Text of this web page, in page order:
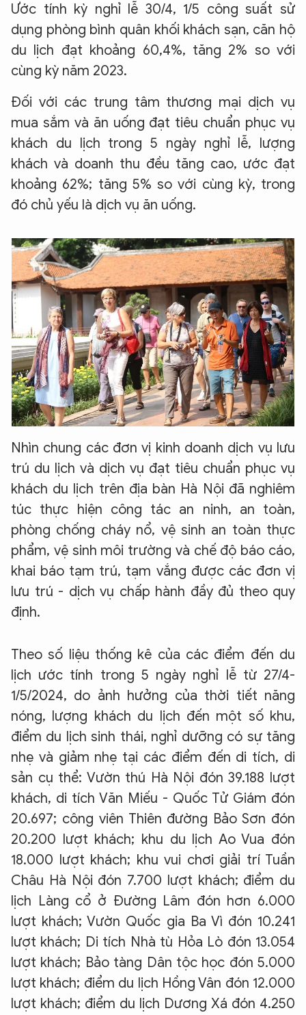
Ước tính kỳ nghỉ lễ 30/4, 1/5 công suất sử
dụng phòng bình quân khối khách sạn, căn hộ
du lịch đạt khoảng 60,4%, tăng 2% so với
cùng kỳ năm 2023.
Đối với các trung tâm thương mại dịch vụ
mua sắm và ăn uống đạt tiêu chuẩn phục vụ
khách du lịch trong 5 ngày nghỉ lễ, lượng
khách và doanh thu đều tăng cao, ước đạt
khoảng 62%; tăng 5% so với cùng kỳ, trong
đó chủ yếu là dịch vụ ăn uống.
Nhìn chung các đơn vị kinh doanh dịch vụ lưu
trú du lịch và dịch vụ đạt tiêu chuẩn phục vụ
khách du lịch trên địa bàn Hà Nội đã nghiêm
túc thực hiện công tác an ninh, an toàn,
phòng chống cháy nổ, vệ sinh an toàn thực
phẩm, vệ sinh môi trường và chế độ báo cáo,
khai báo tạm trú, tạm vắng được các đơn vị
lưu trú - dịch vụ chấp hành đầy đủ theo quy
định.
Theo số liệu thống kê của các điểm đến du
lịch ước tính trong 5 ngày nghỉ lễ từ 27/4-
1/5/2024, do ảnh hưởng của thời tiết năng
nóng, lượng khách du lịch đến một số khu,
điểm du lịch sinh thái, nghỉ dưỡng có sự tăng
nhẹ và giảm nhẹ tại các điểm đến di tích, di
sản cụ thể: Vườn thú Hà Nội đón 39.188 lượt
khách, di tích Văn Miếu - Quốc Tử Giám đón
20.697; công viên Thiên đường Bảo Sơn đón
20.200 lượt khách; khu du lịch Ao Vua đón
18.000 lượt khách; khu vui chơi giải trí Tuần
Châu Hà Nội đón 7.700 lượt khách; điểm du
lịch Làng cổ ở Đường Lâm đón hơn 6.000
lượt khách; Vườn Quốc gia Ba Vì đón 10.241
lượt khách; Di tích Nhà tù Hỏa Lò đón 13.054
lượt khách; Bảo tàng Dân tộc học đón 5.000
lượt khách; điểm du lịch Hồng Vân đón 12.000
lượt khách; điểm du lịch Dương Xá đón 4.250